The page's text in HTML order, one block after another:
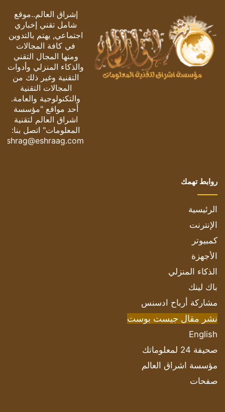
إشراق العالم..موقع
شامل تقني إخباري
اجتماعي, يهتم بالتدوين
في كافة المجالات
ومنها المجال التقني
والذكاء المنزلي وأدوات
التقنية وغير ذلك من
المجالات التقنية
والتكنولوجية والعامة.
أحد مواقع "مؤسسة
اشراق العالم لتقنية
المعلومات" اتصل بنا:
eshrag@eshraag.com
روابط تهمك
الرئيسية
الإنترنت
كمبيوتر
الأجهزة
الذكاء المنزلي
باك لينك
مشاركة أرباح ادسنس
نشر مقال جيست بوست
English
صحيفة 24 لمعلوماتك
مؤسسة اشراق العالم
صفحات